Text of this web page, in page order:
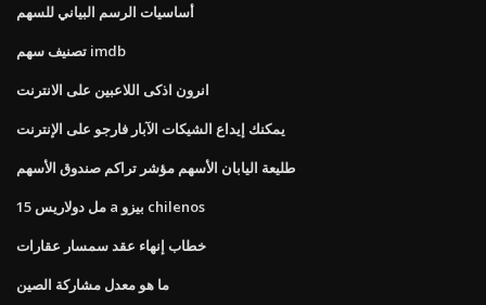
أساسيات الرسم البياني للسهم
تصنيف سهم imdb
انرون اذكى اللاعبين على الانترنت
يمكنك إيداع الشيكات الآبار فارجو على الإنترنت
طليعة اليابان الأسهم مؤشر تراكم صندوق الأسهم
15 مل دولاريس a بيزو chilenos
خطاب إنهاء عقد سمسار عقارات
ما هو معدل مشاركة الصين